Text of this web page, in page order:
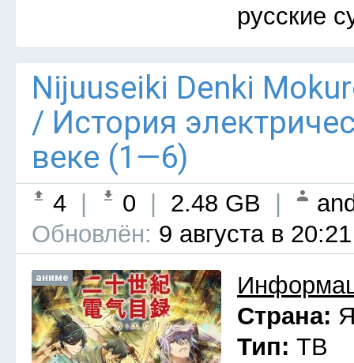
русские
Nijuuseiki Denki
/ История
веке (1—6)
4 0 2.48 GB
Обновлён: 9 августа в 20:21
аниме
Страна:
Тип: ТВ